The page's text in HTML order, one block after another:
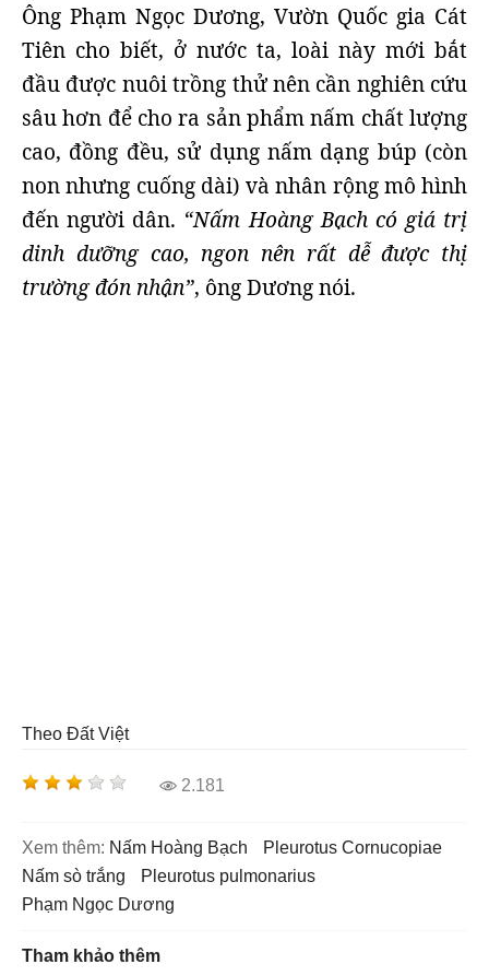
Ông Phạm Ngọc Dương, Vườn Quốc gia Cát
Tiên cho biết, ở nước ta, loài này mới bắt
đầu được nuôi trồng thử nên cần nghiên cứu
sâu hơn để cho ra sản phẩm nấm chất lượng
cao, đồng đều, sử dụng nấm dạng búp (còn
non nhưng cuống dài) và nhân rộng mô hình
đến người dân. “Nấm Hoàng Bạch có giá trị
dinh dưỡng cao, ngon nên rất dễ được thị
trường đón nhận”, ông Dương nói.
Theo Đất Việt
2.181
Xem thêm: nấm Hoàng Bạch
Pleurotus Cornucopiae
nấm sò trắng
Pleurotus pulmonarius
Phạm Ngọc Dương
Tham khảo thêm